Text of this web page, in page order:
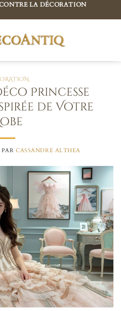
LA DÉCORATION
Princesse
de Votre
PARCASSANDRE ALTHEA